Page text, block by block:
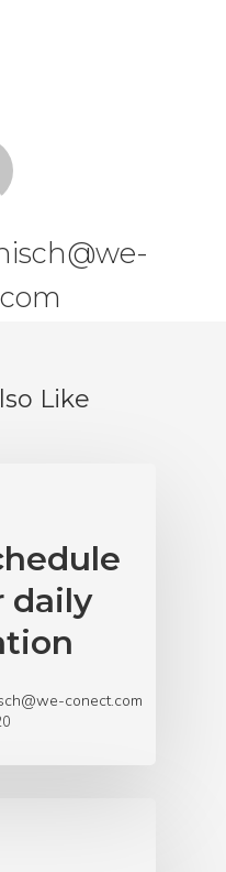
Like
daily
conect.com